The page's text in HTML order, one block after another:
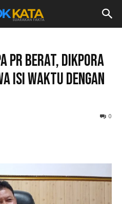
PR Berat, Dikpora
Isi Waktu dengan
0